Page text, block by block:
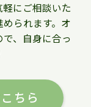
にご相談いた
られます。オ
、自身に合っ
ちら